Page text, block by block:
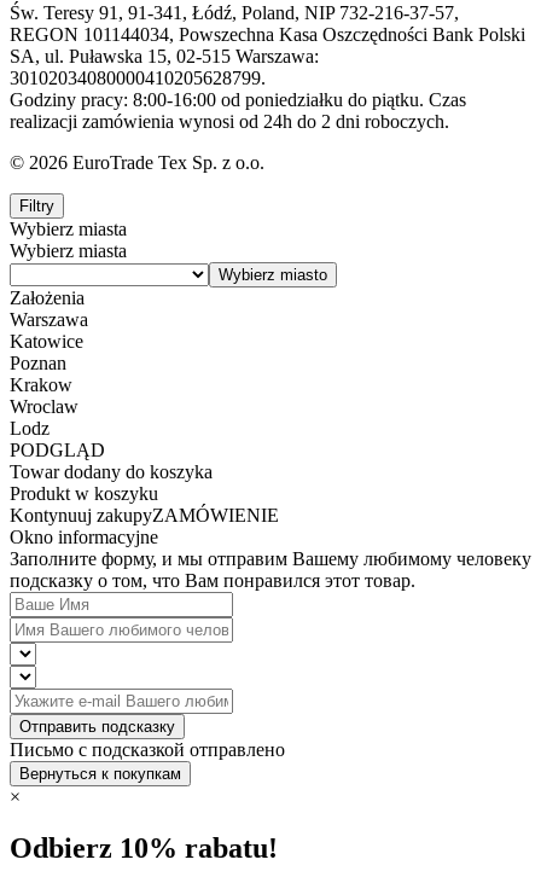
Św. Teresy 91, 91-341, Łódź, Poland, NIP 732-216-37-57,
REGON 101144034, Powszechna Kasa Oszczędności Bank Polski
SA, ul. Puławska 15, 02-515 Warszawa:
30102034080000410205628799.
Godziny pracy: 8:00-16:00 od poniedziałku do piątku. Czas
realizacji zamówienia wynosi od 24h do 2 dni roboczych.
© 2026 EuroTrade Tex Sp. z o.o.
Filtry
Wybierz miasta
Wybierz miasta
Założenia
Warszawa
Katowice
Poznan
Krakow
Wroclaw
Lodz
PODGLĄD
Towar dodany do koszyka
Produkt w koszyku
Kontynuuj zakupyZAMÓWIENIE
Okno informacyjne
Заполните форму, и мы отправим Вашему любимому человеку
подсказку о том, что Вам понравился этот товар.
Отправить подсказку
Письмо с подсказкой отправлено
Вернуться к покупкам
×
Odbierz 10% rabatu!